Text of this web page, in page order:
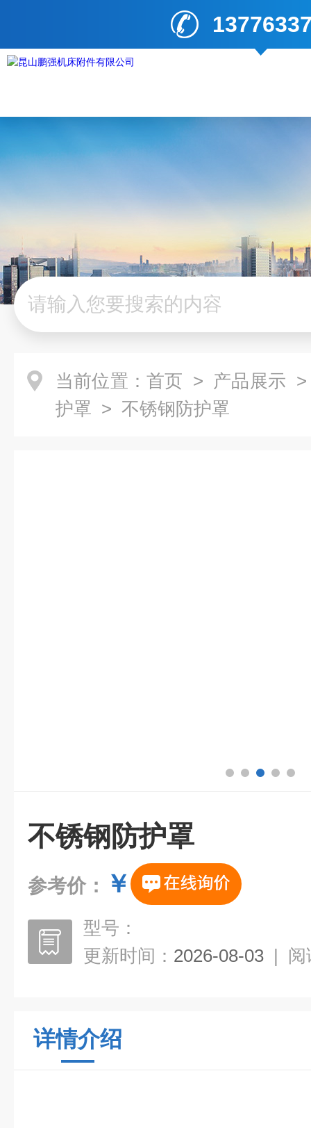
当前位置： 首页 > 产品展示
护罩 > 不锈钢防护罩
不锈钢防护罩
参考价： ￥
型号：
更新时间： 2026-08-03 | 阅
详情介绍